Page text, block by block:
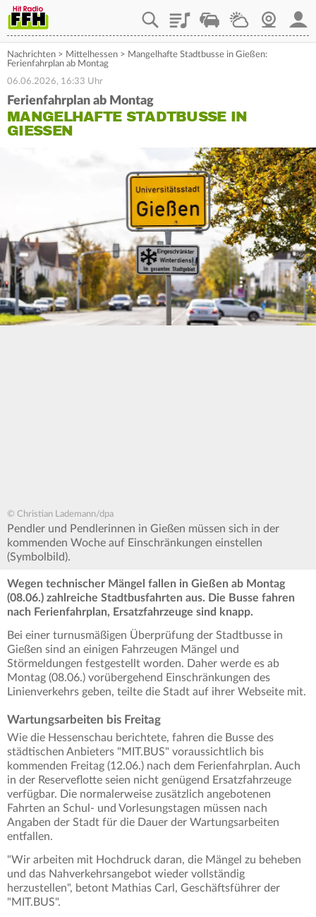
PlaylistStaupilotWetterWebcam
Nachrichten > Mittelhessen > Mangelhafte Stadtbusse in Gießen:
Ferienfahrplan ab Montag
06.06.2026, 16:33 Uhr
Ferienfahrplan ab Montag
MANGELHAFTE STADTBUSSE IN
GIESSEN
© Christian Lademann/dpa
Pendler und Pendlerinnen in Gießen müssen sich in der
kommenden Woche auf Einschränkungen einstellen
(Symbolbild).
Wegen technischer Mängel fallen in Gießen ab Montag
(08.06.) zahlreiche Stadtbusfahrten aus. Die Busse fahren
nach Ferienfahrplan, Ersatzfahrzeuge sind knapp.
Bei einer turnusmäßigen Überprüfung der Stadtbusse in
Gießen sind an einigen Fahrzeugen Mängel und
Störmeldungen festgestellt worden. Daher werde es ab
Montag (08.06.) vorübergehend Einschränkungen des
Linienverkehrs geben, teilte die Stadt auf ihrer Webseite mit.
Wartungsarbeiten bis Freitag
Wie die Hessenschau berichtete, fahren die Busse des
städtischen Anbieters "MIT.BUS" voraussichtlich bis
kommenden Freitag (12.06.) nach dem Ferienfahrplan. Auch
in der Reserveflotte seien nicht genügend Ersatzfahrzeuge
verfügbar. Die normalerweise zusätzlich angebotenen
Fahrten an Schul- und Vorlesungstagen müssen nach
Angaben der Stadt für die Dauer der Wartungsarbeiten
entfallen.
"Wir arbeiten mit Hochdruck daran, die Mängel zu beheben
und das Nahverkehrsangebot wieder vollständig
herzustellen", betont Mathias Carl, Geschäftsführer der
"MIT.BUS".